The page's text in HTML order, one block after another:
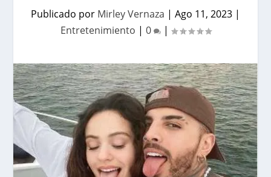
Publicado por Mirley Vernaza | Ago 11, 2023 |
Entretenimiento | 0 |